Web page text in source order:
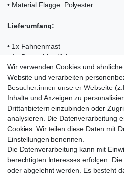
• Material Flagge: Polyester
Lieferumfang:
• 1x Fahnenmast
• 1x Deutschlandfahne
• 1x Bodenhülse
• 1x Fahnenhalterungen und
• 1x Montageanleitung
Einkaufen
Zahlungsarten
Versandarten & -kosten
Warenkorb
Wir verwenden Cookies und
Website und verarbeiten
Besucher:innen unserer Webseite
Inhalte und Anzeigen zu
Drittanbietern einzubinden oder
analysieren. Die Datenverarbeitung
Cookies. Wir teilen diese Daten mit
Einstellungen benennen.
Die Datenverarbeitung kann mit
berechtigten Interesses erfolgen.
oder abgelehnt werden. Es besteht